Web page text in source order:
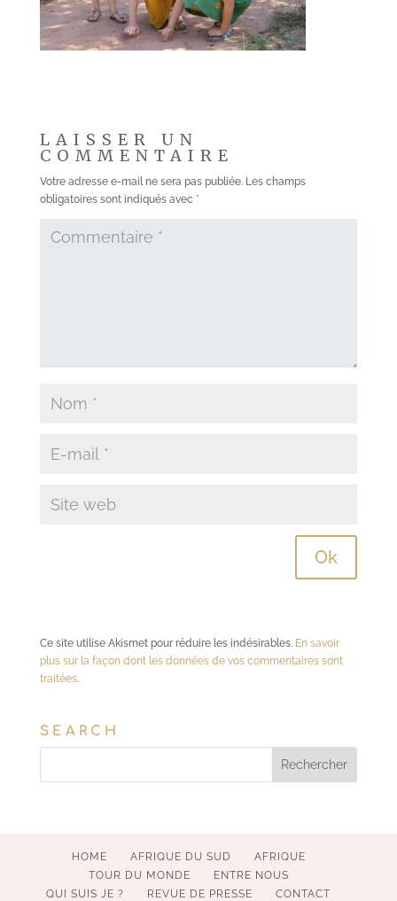
LAISSER UN
COMMENTAIRE
Votre adresse e-mail ne sera pas publiée. Les champs
obligatoires sont indiqués avec *
Ce site utilise Akismet pour réduire les indésirables. En savoir
plus sur la façon dont les données de vos commentaires sont
traitées.
SEARCH
HOME AFRIQUE DU SUD
AFRIQUE
TOUR DU MONDE
ENTRE NOUS
QUI SUIS JE ?
REVUE DE PRESSE CONTACT